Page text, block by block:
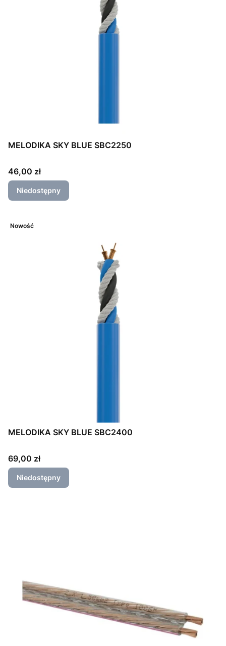
MELODIKA SKY BLUE SBC2250
Cena
46,00 zł
Niedostępny
Nowość
MELODIKA SKY BLUE SBC2400
Cena
69,00 zł
Niedostępny